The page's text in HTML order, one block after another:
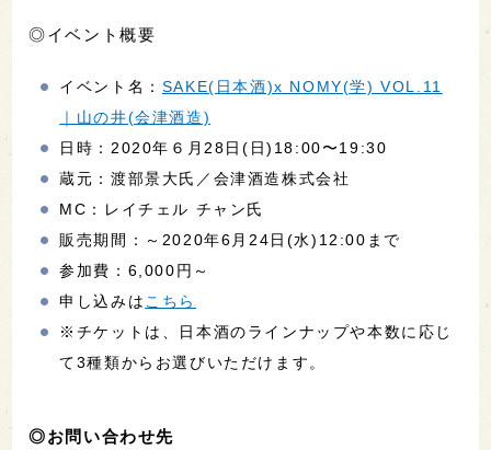
◎イベント概要
イベント名： SAKE(日本酒)x NOMY(学) VOL.11
｜山の井(会津酒造)
日時：2020年６月28日(日)18:00〜19:30
蔵元：渡部景大氏／会津酒造株式会社
MC：レイチェル チャン氏
販売期間：～2020年6月24日(水)12:00まで
参加費：6,000円～
申し込みはこちら
※チケットは、日本酒のラインナップや本数に応じ
て3種類からお選びいただけます。
◎お問い合わせ先